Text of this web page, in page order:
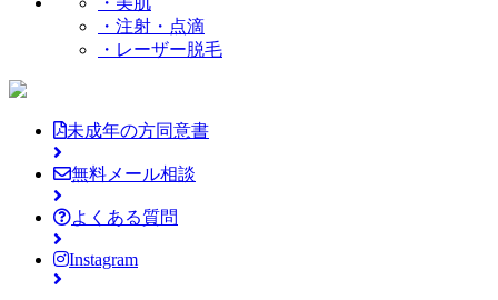
・注射・点滴
・レーザー脱毛
未成年の方同意書
無料メール相談
よくある質問
Instagram